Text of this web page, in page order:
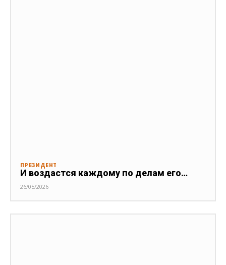
ПРЕЗИДЕНТ
И воздастся каждому по делам его…
26/05/2026